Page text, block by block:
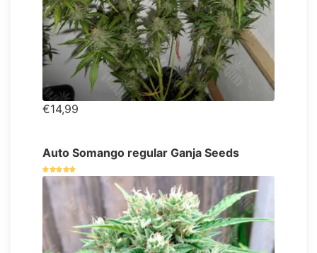
€14,99
Auto Somango regular Ganja Seeds